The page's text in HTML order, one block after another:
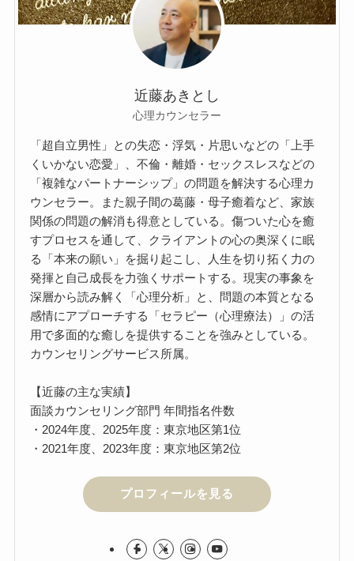
近藤あきとし
心理カウンセラー
「超自立男性」との失恋・浮気・片思いなどの「上手
くいかない恋愛」、不倫・離婚・セックスレスなどの
「複雑なパートナーシップ」の問題を解決する心理カ
ウンセラー。また親子間の葛藤・母子癒着など、家族
関係の問題の解消も得意としている。傷ついた心を癒
すプロセスを通して、クライアントの心の奥深くに眠
る「本来の願い」を掘り起こし、人生を切り拓く力の
発揮と自己成長を力強くサポートする。現実の事象を
深層から読み解く「心理分析」と、問題の本質となる
感情にアプローチする「セラピー（心理療法）」の活
用で多面的な癒しを提供することを強みとしている。
カウンセリングサービス所属。
【近藤の主な実績】
面談カウンセリング部門 年間指名件数
・2024年度、2025年度：東京地区第1位
・2021年度、2023年度：東京地区第2位
プロフィールを見る